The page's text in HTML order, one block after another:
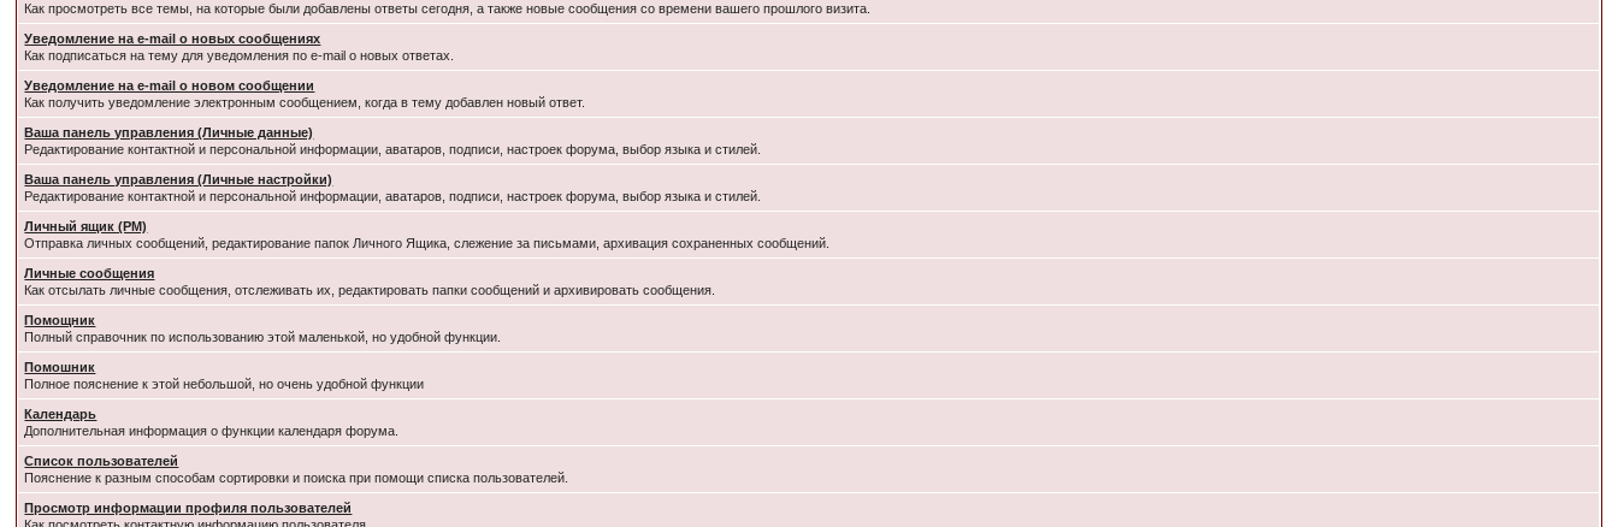
Как просмотреть все темы, на которые были добавлены ответы сегодня, а также новые сообщения со времени вашего прошлого визита.
Уведомление на e-mail о новых сообщениях
Как подписаться на тему для уведомления по e-mail о новых ответах.
Уведомление на е-mail о новом сообщении
Как получить уведомление электронным сообщением, когда в тему добавлен новый ответ.
Ваша панель управления (Личные данные)
Редактирование контактной и персональной информации, аватаров, подписи, настроек форума, выбор языка и стилей.
Ваша панель управления (Личные настройки)
Редактирование контактной и персональной информации, аватаров, подписи, настроек форума, выбор языка и стилей.
Личный ящик (PM)
Отправка личных сообщений, редактирование папок Личного Ящика, слежение за письмами, архивация сохраненных сообщений.
Личные сообщения
Как отсылать личные сообщения, отслеживать их, редактировать папки сообщений и архивировать сообщения.
Помощник
Полный справочник по использованию этой маленькой, но удобной функции.
Помошник
Полное пояснение к этой небольшой, но очень удобной функции
Календарь
Дополнительная информация о функции календаря форума.
Список пользователей
Пояснение к разным способам сортировки и поиска при помощи списка пользователей.
Просмотр информации профиля пользователей